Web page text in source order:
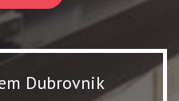
Dubrovnik